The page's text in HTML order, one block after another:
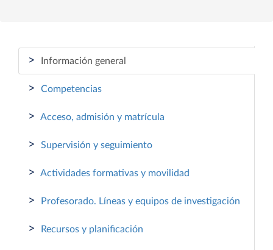
> Información general
> Competencias
> Acceso, admisión y matrícula
> Supervisión y seguimiento
> Actividades formativas y movilidad
> Profesorado. Líneas y equipos de investigación
> Recursos y planificación